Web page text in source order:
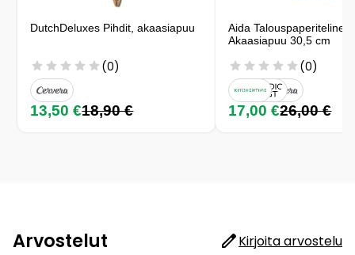
DutchDeluxes Pihdit, akaasiapuu
(0)
13,50 €18,90 €
Aida Talouspaperiteline
Akaasiapuu 30,5 cm
(0)
17,00 €26,00 €
Arvostelut
Kirjoita arvostelu